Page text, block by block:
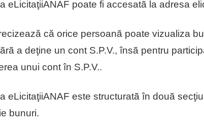
eLicitaţiiANAF poate fi accesatã la adresa
că orice persoanã poate vizualiza
a deţine un cont S.P.V., însã pentru
unui cont în S.P.V..
eLicitaţiiANAF este structuratã în douã
bunuri.